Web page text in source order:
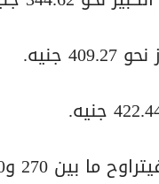
270 و300 جنيه.